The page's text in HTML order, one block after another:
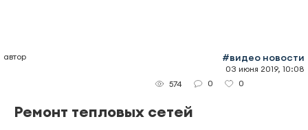
автор #видео новости
03 июня 2019, 10:08
574
0 0
Ремонт тепловых сетей